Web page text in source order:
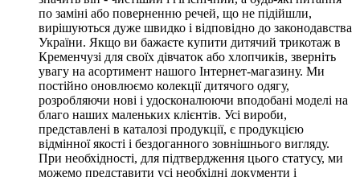
по заміні або поверненню речей, що не підійшли,
вирішуються дуже швидко і відповідно до законодавства
України. Якщо ви бажаєте купити дитячий трикотаж в
Кременчузі для своїх дівчаток або хлопчиків, зверніть
увагу на асортимент нашого Інтернет-магазину. Ми
постійно оновлюємо колекції дитячого одягу,
розробляючи нові і удосконалюючи вподобані моделі на
благо наших маленьких клієнтів. Усі вироби,
представлені в каталозі продукції, є продукцією
відмінної якості і бездоганного зовнішнього вигляду.
При необхідності, для підтвердження цього статусу, ми
можемо представити усі необхідні документи і